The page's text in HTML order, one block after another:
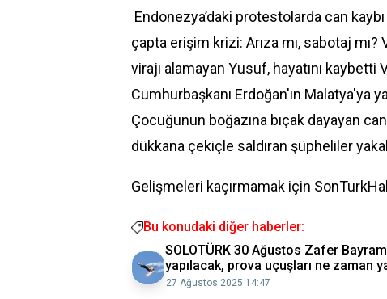
Endonezya’daki protestolarda can
çapta erişim krizi: Arıza mı, sabotaj mı?
virajı alamayan Yusuf, hayatını kaybetti
Cumhurbaşkanı Erdoğan'ın Malatya'ya
Çocuğunun boğazına bıçak dayayan
dükkana çekiçle saldıran şüpheliler
Gelişmeleri kaçırmamak için
Bu konudaki diğer haberler:
SOLOTÜRK 30 Ağustos Zafer
yapılacak, prova uçuşları ne zaman
27 Ağustos 2025 14:47